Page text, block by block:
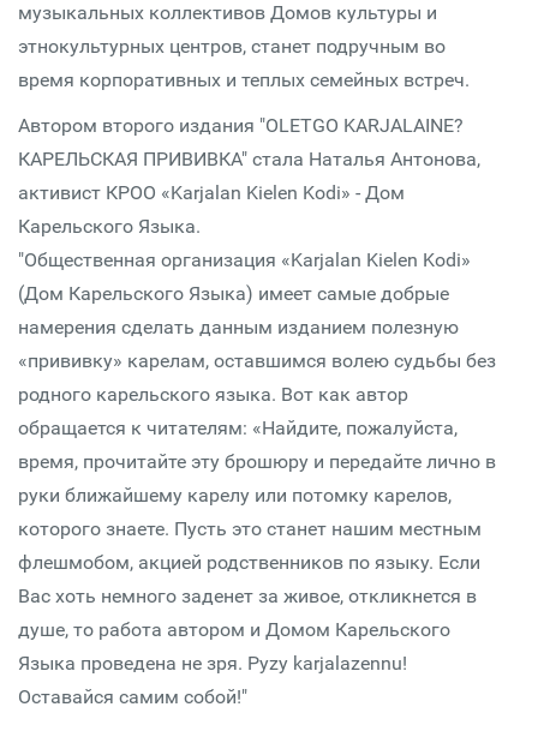
музыкальных коллективов Домов культуры и
этнокультурных центров, станет подручным во
время корпоративных и теплых семейных встреч.
Автором второго издания "OLETGO KARJALAINE?
КАРЕЛЬСКАЯ ПРИВИВКА" стала Наталья Антонова,
активист КРОО «Karjalan Kielen Kodi» - Дом
Карельского Языка.
"Общественная организация «Karjalan Kielen Kodi»
(Дом Карельского Языка) имеет самые добрые
намерения сделать данным изданием полезную
«прививку» карелам, оставшимся волею судьбы без
родного карельского языка. Вот как автор
обращается к читателям: «Найдите, пожалуйста,
время, прочитайте эту брошюру и передайте лично в
руки ближайшему карелу или потомку карелов,
которого знаете. Пусть это станет нашим местным
флешмобом, акцией родственников по языку. Если
Вас хоть немного заденет за живое, откликнется в
душе, то работа автором и Домом Карельского
Языка проведена не зря. Pyzy karjalazennu!
Оставайся самим собой!"